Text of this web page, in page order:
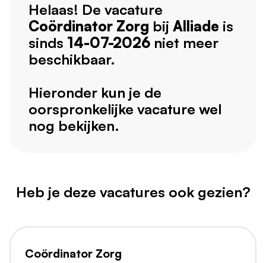
Helaas! De vacature
Coördinator Zorg bij Alliade is
sinds 14-07-2026 niet meer
beschikbaar.
Hieronder kun je de
oorspronkelijke vacature wel
nog bekijken.
Heb je deze vacatures ook gezien?
Coördinator Zorg